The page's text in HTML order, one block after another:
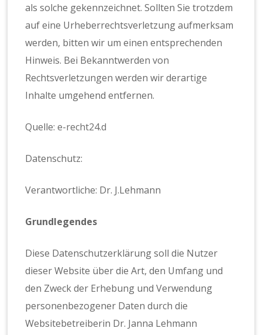
als solche gekennzeichnet. Sollten Sie trotzdem
auf eine Urheberrechtsverletzung aufmerksam
werden, bitten wir um einen entsprechenden
Hinweis. Bei Bekanntwerden von
Rechtsverletzungen werden wir derartige
Inhalte umgehend entfernen.
Quelle:e-recht24.d
Datenschutz:
Verantwortliche: Dr. J.Lehmann
Grundlegendes
Diese Datenschutzerklärung soll die Nutzer
dieser Website über die Art, den Umfang und
den Zweck der Erhebung und Verwendung
personenbezogener Daten durch die
Websitebetreiberin Dr. Janna Lehmann